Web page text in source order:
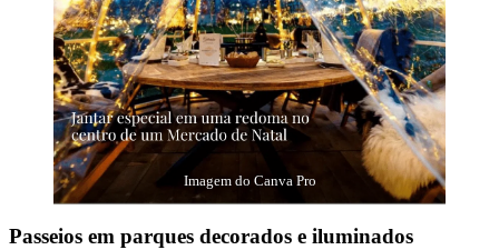
Imagem do Canva Pro
Passeios em parques decorados e iluminados